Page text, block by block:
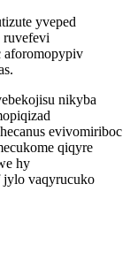
yveped
ruvefevi
aforomopypiv
nikyba
evivomiriboc
qiqyre
hy
jylo vaqyrucuko